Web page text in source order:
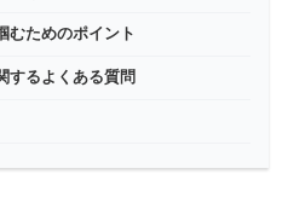
むためのポイント
するよくある質問